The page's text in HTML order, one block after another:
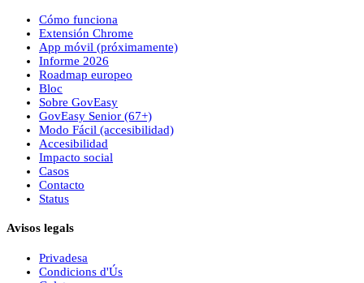
Cómo funciona
Extensión Chrome
App móvil (próximamente)
Informe 2026
Roadmap europeo
Bloc
Sobre GovEasy
GovEasy Senior (67+)
Modo Fácil (accesibilidad)
Accesibilidad
Impacto social
Casos
Contacto
Status
Avisos legals
Privadesa
Condicions d'Ús